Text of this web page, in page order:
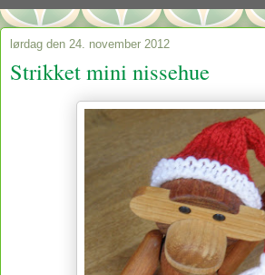
lørdag den 24. november 2012
Strikket mini nissehue